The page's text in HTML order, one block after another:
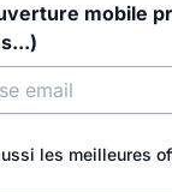
mobile
les meilleures